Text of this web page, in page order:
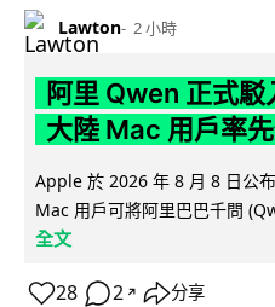
Lawton 2 小時
阿里 Qwen 正式
大陸 Mac 用戶率
Apple 於 2026 年 8 月 8 日公
Mac 用戶可將阿里巴巴千問
全文
28 2 ↗ 分享